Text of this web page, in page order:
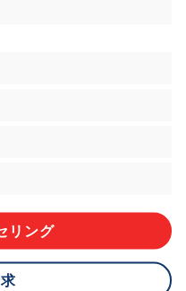
、申請が本人確認が不可
ます。 なお、アクセスロ
は、原則として開示等は
るかどうかは任意による
リング